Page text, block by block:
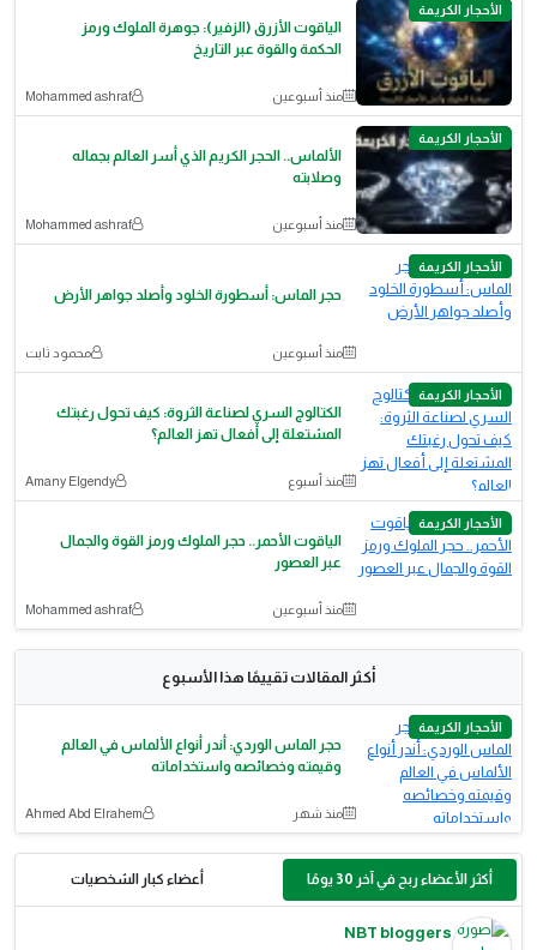
الأحجار الكريمة
الياقوت الأزرق (الزفير): جوهرة الملوك ورمز
الحكمة والقوة عبر التاريخ
منذ أسبوعين Mohammed ashraf
الأحجار الكريمة
الألماس.. الحجر الكريم الذي أسر العالم بجماله
وصلابته
منذ أسبوعين Mohammed ashraf
الأحجار الكريمة
حجر الماس: أسطورة الخلود وأصلد جواهر الأرض
منذ أسبوعين محمود ثابت
الأحجار الكريمة
الكتالوج السري لصناعة الثروة: كيف تحول رغبتك
المشتعلة إلى أفعال تهز العالم؟
منذ أسبوع Amany Elgendy
الأحجار الكريمة
الياقوت الأحمر.. حجر الملوك ورمز القوة والجمال
عبر العصور
منذ أسبوعين Mohammed ashraf
أكثر المقالات تقييمًا هذا الأسبوع
الأحجار الكريمة
حجر الماس الوردي: أندر أنواع الألماس في العالم
وقيمته وخصائصه واستخداماته
منذ شهر Ahmed Abd Elrahem
أكثر الأعضاء ربح في آخر 30 يومًا أعضاء كبار الشخصيات
NBT bloggers